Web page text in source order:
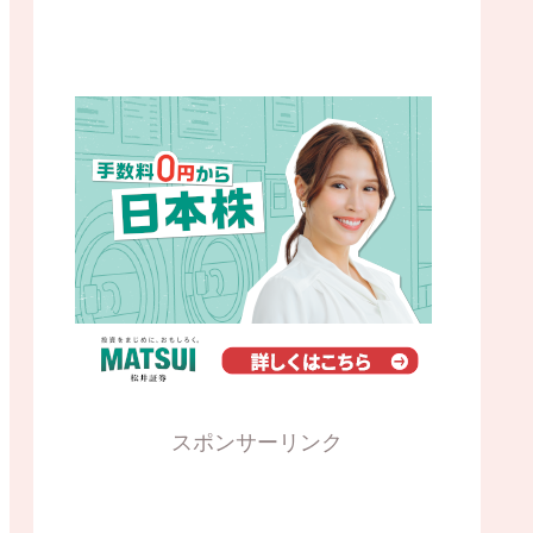
スポンサーリンク